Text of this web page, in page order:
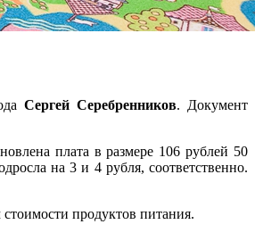
Сергей Серебренников. Документ
плата в размере 106 рублей 50
на 3 и 4 рубля, соответственно.
продуктов питания.